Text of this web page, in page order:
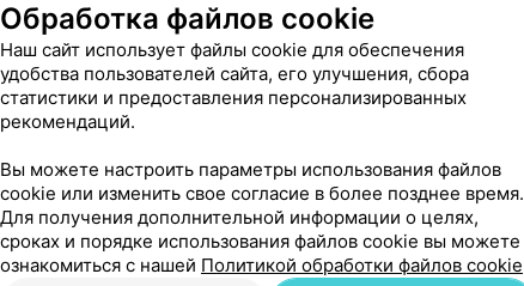
и забрюшинного пространства,
пункция полостных
брюшной полости под контролем
департамента ОО
Обработка файлов cookie
Наш сайт использует файлы cookie для обеспечения
удобства пользователей сайта, его улучшения, сбора
статистики и предоставления персонализированных
рекомендаций.
Вы можете настроить параметры использования файлов
cookie или изменить свое согласие в более позднее время.
Для получения дополнительной информации о целях,
сроках и порядке использования файлов cookie вы можете
ознакомиться с нашей Политикой обработки файлов cookie